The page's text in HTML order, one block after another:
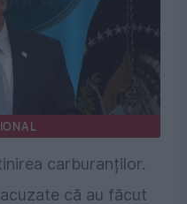
carburanților.
că au făcut